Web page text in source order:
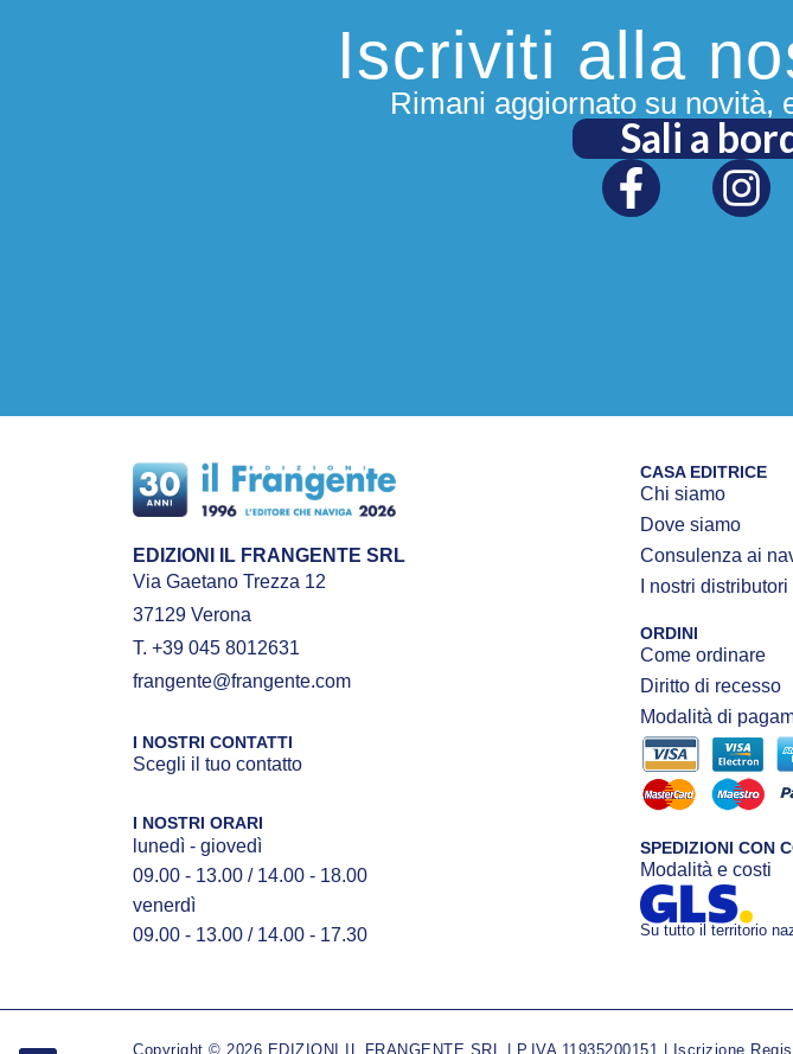
Iscriviti alla
Rimani aggiornato su novità,
Sali a
EDIZIONI IL FRANGENTE SRL
Via Gaetano Trezza 12
37129 Verona
T. +39 045 8012631
frangente@frangente.com
I NOSTRI CONTATTI
Scegli il tuo contatto
I NOSTRI ORARI
lunedì - giovedì
09.00 - 13.00 / 14.00 - 18.00
venerdì
09.00 - 13.00 / 14.00 - 17.30
CASA EDITRICE
Chi siamo
Dove siamo
Consulenza ai
I nostri distributori
ORDINI
Come ordinare
Diritto di recesso
Modalità di
SPEDIZIONI CON
Modalità e costi
Su tutto il territorio
Copyright © 2026 EDIZIONI IL FRANGENTE SRL | P.IVA 11935200151 | Iscrizione